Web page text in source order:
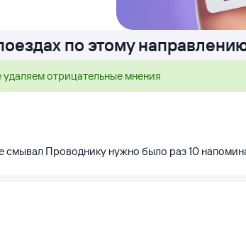
по этому
отрицательные мнения
смывал Проводнику нужно было раз 10